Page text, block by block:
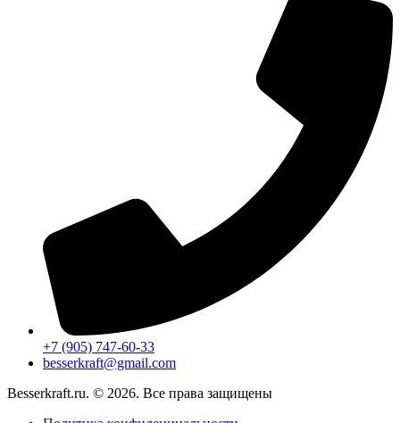
+7 (905) 747-60-33
besserkraft@gmail.com
Besserkraft.ru. © 2026. Все права защищены